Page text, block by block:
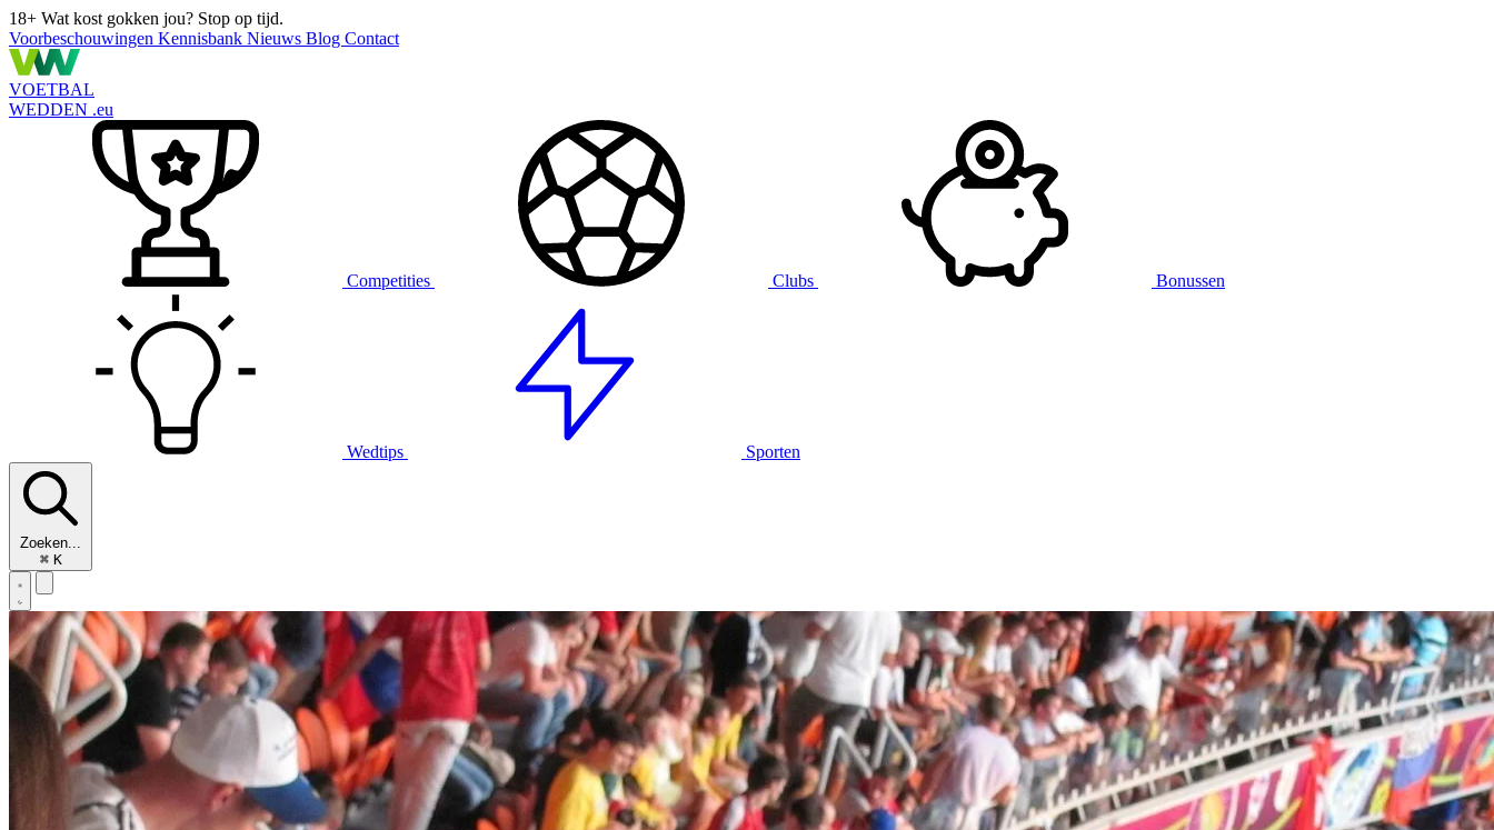
18+ Wat kost gokken jou? Stop op tijd.
Voorbeschouwingen Kennisbank Nieuws Blog Contact
VOETBAL
WEDDEN .eu
Competities Clubs Bonussen
Wedtips Sporten
Zoeken...
⌘ K